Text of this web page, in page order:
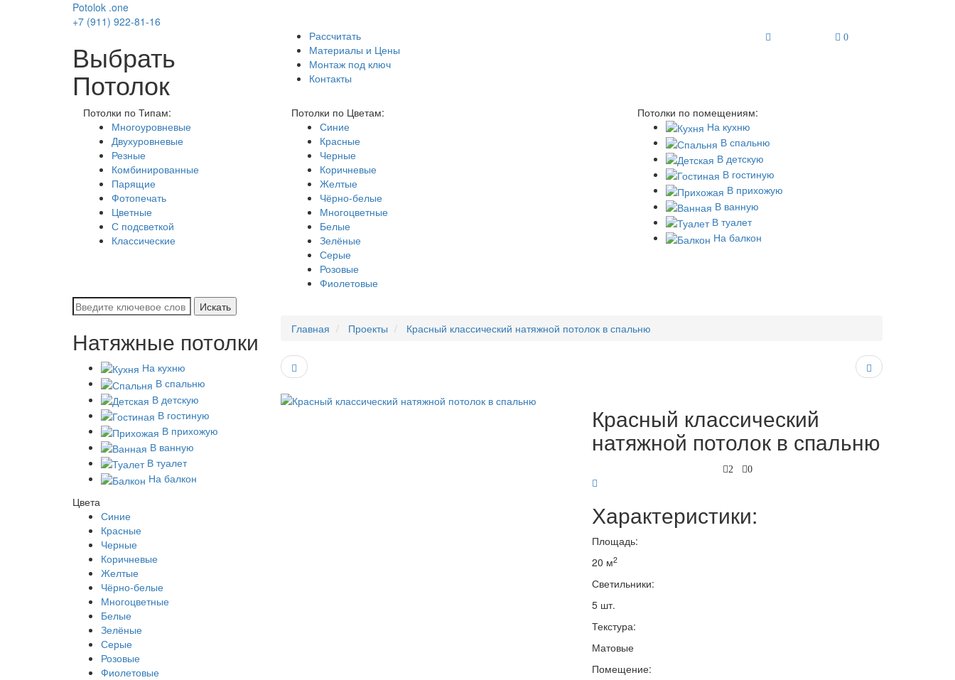
Potolok .one
+7 (911) 922-81-16
Выбрать
Потолок
Потолки по Типам:
Многоуровневые
Двухуровневые
Резные
Комбинированные
Парящие
Фотопечать
Цветные
С подсветкой
Классические
Потолки по Цветам:
Синие
Красные
Черные
Коричневые
Желтые
Чёрно-белые
Многоцветные
Белые
Зелёные
Серые
Розовые
Фиолетовые
Потолки по помещениям:
На кухню
В спальню
В детскую
В гостиную
В прихожую
В ванную
В туалет
На балкон
Рассчитать
Материалы и Цены
Монтаж под ключ
Контакты
0
Искать
Натяжные потолки
На кухню
В спальню
В детскую
В гостиную
В прихожую
В ванную
В туалет
На балкон
Цвета
Синие
Красные
Черные
Коричневые
Желтые
Чёрно-белые
Многоцветные
Белые
Зелёные
Серые
Розовые
Фиолетовые
Главная Проекты Красный классический натяжной потолок в спальню
Красный классический
натяжной потолок в спальню
2 0
Характеристики:
Площадь:
20 м2
Светильники:
5 шт.
Текстура:
Матовые
Помещение: